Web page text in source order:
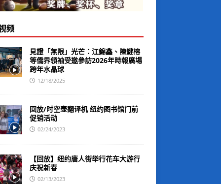
频
見證「無限」光芒：江錦鑫、陳鍵榕
等僑界領袖受邀參訪2026年時報廣場
跨年水晶球
12/18/2025
回放/时空壶翻译机 纽约图书馆门前
促销活动
02/24/2023
【回放】纽约唐人街举行花车大游行
庆祝新春
02/13/2023